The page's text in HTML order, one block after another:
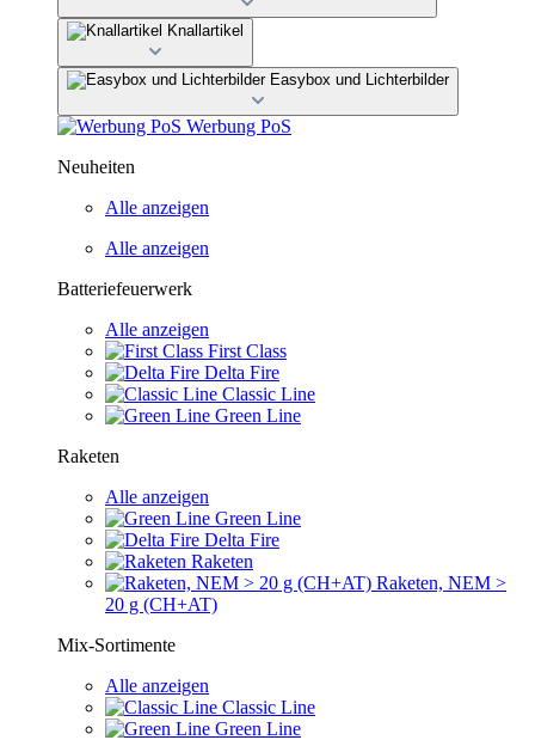
Knallartikel
Easybox und Lichterbilder
Werbung PoS
Neuheiten
Alle anzeigen
Alle anzeigen
Batteriefeuerwerk
Alle anzeigen
First Class
Delta Fire
Classic Line
Green Line
Raketen
Alle anzeigen
Green Line
Delta Fire
Raketen
Raketen, NEM >
20 g (CH+AT)
Mix-Sortimente
Alle anzeigen
Classic Line
Green Line